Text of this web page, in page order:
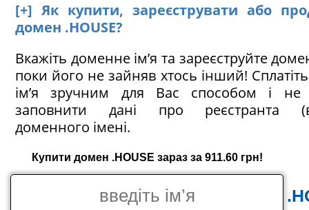
[+] Як купити, зареєструвати або
домен .HOUSE?
Вкажіть доменне ім’я та зареєструйте
поки його не зайняв хтось інший!
ім’я зручним для Вас способом і не
заповнити дані про реєстранта
доменного імені.
Купити домен .HOUSE зараз за 911.60 грн!